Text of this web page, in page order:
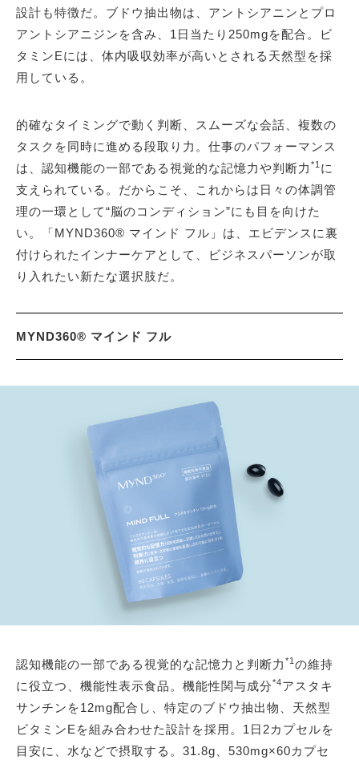
設計も特徴だ。ブドウ抽出物は、アントシアニンとプロ
アントシアニジンを含み、1日当たり250mgを配合。ビ
タミンEには、体内吸収効率が高いとされる天然型を採
用している。
的確なタイミングで動く判断、スムーズな会話、複数の
タスクを同時に進める段取り力。仕事のパフォーマンス
は、認知機能の一部である視覚的な記憶力や判断力 *1 に
支えられている。だからこそ、これからは日々の体調管
理の一環として“脳のコンディション”にも目を向けた
い。「MYND360® マインド フル」は、エビデンスに裏
付けられたインナーケアとして、ビジネスパーソンが取
り入れたい新たな選択肢だ。
MYND360® マインド フル
認知機能の一部である視覚的な記憶力と判断力 *1 の維持
に役立つ、機能性表示食品。機能性関与成分*4アスタキ
サンチンを12mg配合し、特定のブドウ抽出物、天然型
ビタミンEを組み合わせた設計を採用。1日2カプセルを
目安に、水などで摂取する。31.8g、530mg×60カプセ